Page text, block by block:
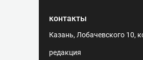
контакты
Казань, Лобачевского 10,
редакция